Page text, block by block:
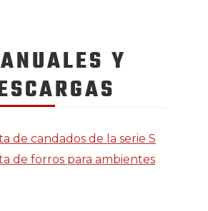
Y
de candados de la serie S
de forros para ambientes